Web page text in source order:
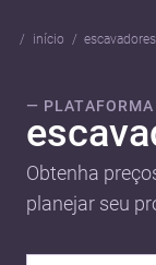
início escavadores
— PLATAFORMA
Obtenha
planejar seu